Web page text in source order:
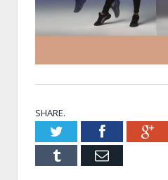
SHARE.
TwitterFacebook
Tumblr Email